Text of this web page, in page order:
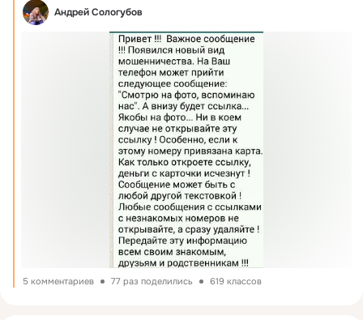
Андрей Сологубов
5 комментариев 77 раз поделились 619 классов